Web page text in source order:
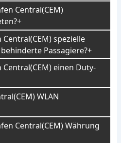
Central(CEM)
spezielle
Passagiere?
einen Duty-
WLAN
Central(CEM) Währung